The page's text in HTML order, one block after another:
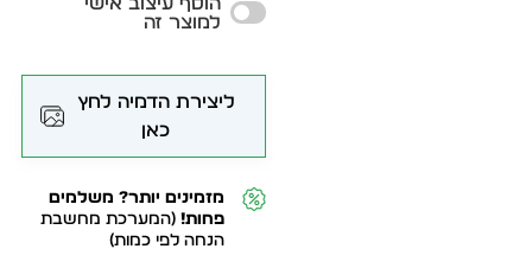
למוצר זה
ליצירת הדמיה לחץ
כאן
מזמינים יותר? משלמים
פחות! (המערכת מחשבת
הנחה לפי כמות)